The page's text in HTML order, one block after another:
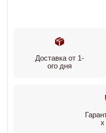
Доставка от 1-
ого дня
х